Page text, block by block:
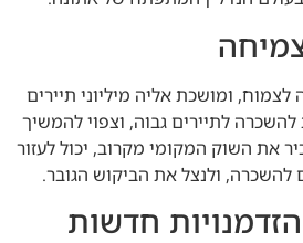
ומושכת אליה מיליוני תיירים
לתיירים גבוה, וצפוי להמשיך
את השוק המקומי מקרוב, יכול לעזור
ולנצל את הביקוש הגובר.
חדשות